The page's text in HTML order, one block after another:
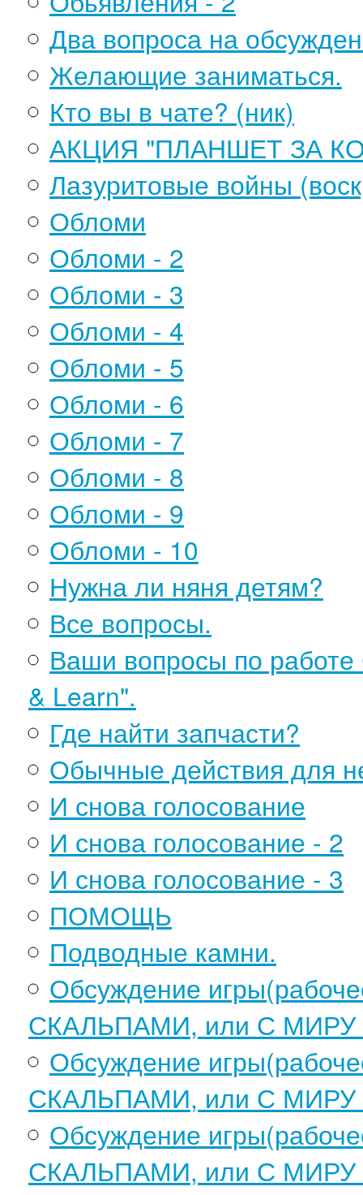
Два вопроса на
Желающие заниматься.
Кто вы в чате? (ник)
АКЦИЯ "ПЛАНШЕТ ЗА
Лазуритовые войны
Обломи
Обломи - 2
Обломи - 3
Обломи - 4
Обломи - 5
Обломи - 6
Обломи - 7
Обломи - 8
Обломи - 9
Обломи - 10
Нужна ли няня детям?
Все вопросы.
Ваши вопросы по
& Learn".
Где найти запчасти?
Обычные действия для
И снова голосование
И снова голосование - 2
И снова голосование - 3
ПОМОЩЬ
Подводные камни.
Обсуждение
СКАЛЬПАМИ, или С
Обсуждение
СКАЛЬПАМИ, или С МИРУ
Обсуждение
СКАЛЬПАМИ, или С МИРУ